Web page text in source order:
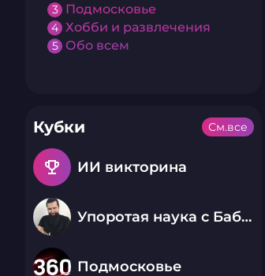
3 Подмосковье
4 Хобби и развлечения
5 Обо всем
Кубки
emoji_events ИИ викторина
Упоротая наука с Бабаем Лютым
Подмосковье
См.все